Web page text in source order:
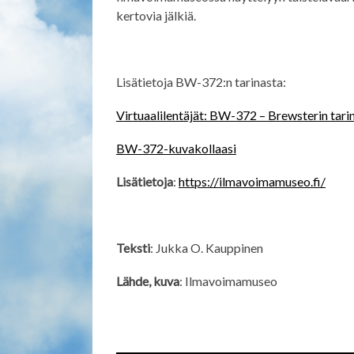
kertovia jälkiä.
Lisätietoja BW-372:n tarinasta:
Virtuaalilentäjät: BW-372 – Brewsterin
BW-372-kuvakollaasi
Lisätietoja: https://ilmavoimamuseo.fi/
Teksti: Jukka O. Kauppinen
Lähde, kuva: Ilmavoimamuseo